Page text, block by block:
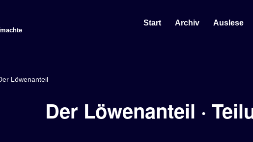
Start Archiv Auslese
Löwenanteil
Der Löwenanteil ·